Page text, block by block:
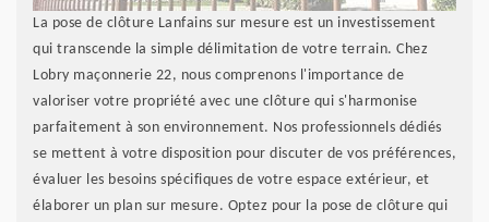
La pose de clôture Lanfains sur mesure est un investissement
qui transcende la simple délimitation de votre terrain. Chez
Lobry maçonnerie 22, nous comprenons l'importance de
valoriser votre propriété avec une clôture qui s'harmonise
parfaitement à son environnement. Nos professionnels dédiés
se mettent à votre disposition pour discuter de vos préférences,
évaluer les besoins spécifiques de votre espace extérieur, et
élaborer un plan sur mesure. Optez pour la pose de clôture qui